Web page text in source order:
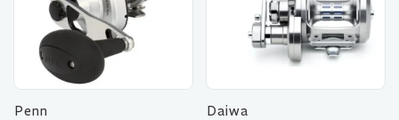
Penn
Daiwa